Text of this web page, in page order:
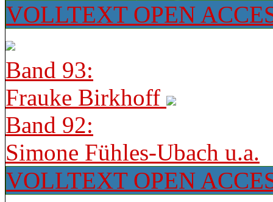
VOLLTEXT OPEN
Band 93:
Frauke Birkhoff
Band 92:
Simone Fühles-Ubach u.a.
VOLLTEXT OPEN